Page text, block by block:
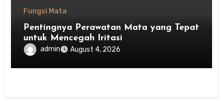
Fungsi Mata
Pentingnya Perawatan Mata yang Tepat
untuk Mencegah Iritasi
admin August 4, 2026